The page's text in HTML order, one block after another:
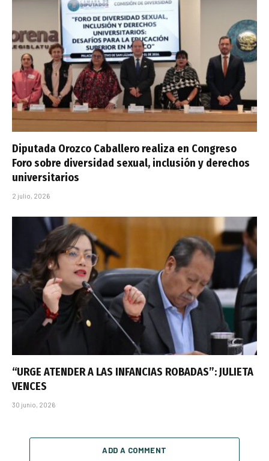
Diputada Orozco Caballero realiza en Congreso
Foro sobre diversidad sexual, inclusión y derechos
universitarios
2 julio, 2026
“URGE ATENDER A LAS INFANCIAS ROBADAS”: JULIETA
VENCES
30 junio, 2026
ADD A COMMENT